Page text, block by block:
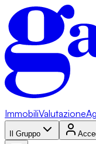
ImmobiliValutazione
Il Gruppo